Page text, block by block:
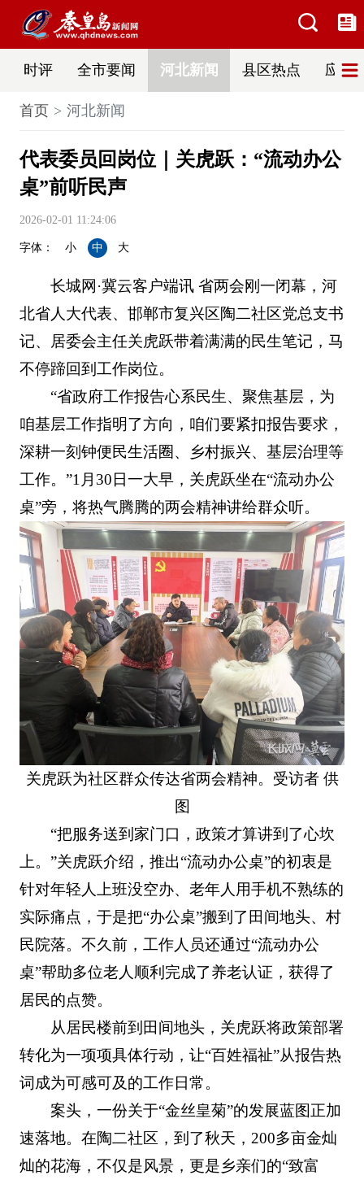
时评 全市要闻 河北新闻 县区热点 应急
首页 河北新闻
代表委员回岗位｜关虎跃：“流动办公
桌”前听民声
2026-02-01 11:24:06
字体： 小 中 大
长城网·冀云客户端讯 省两会刚一闭幕，河
北省人大代表、邯郸市复兴区陶二社区党总支书
记、居委会主任关虎跃带着满满的民生笔记，马
不停蹄回到工作岗位。
“省政府工作报告心系民生、聚焦基层，为
咱基层工作指明了方向，咱们要紧扣报告要求，
深耕一刻钟便民生活圈、乡村振兴、基层治理等
工作。”1月30日一大早，关虎跃坐在“流动办公
桌”旁，将热气腾腾的两会精神讲给群众听。
关虎跃为社区群众传达省两会精神。受访者 供
图
“把服务送到家门口，政策才算讲到了心坎
上。”关虎跃介绍，推出“流动办公桌”的初衷是
针对年轻人上班没空办、老年人用手机不熟练的
实际痛点，于是把“办公桌”搬到了田间地头、村
民院落。不久前，工作人员还通过“流动办公
桌”帮助多位老人顺利完成了养老认证，获得了
居民的点赞。
从居民楼前到田间地头，关虎跃将政策部署
转化为一项项具体行动，让“百姓福祉”从报告热
词成为可感可及的工作日常。
案头，一份关于“金丝皇菊”的发展蓝图正加
速落地。在陶二社区，到了秋天，200多亩金灿
灿的花海，不仅是风景，更是乡亲们的“致富